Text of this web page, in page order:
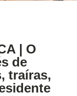
| O
de
traíras,